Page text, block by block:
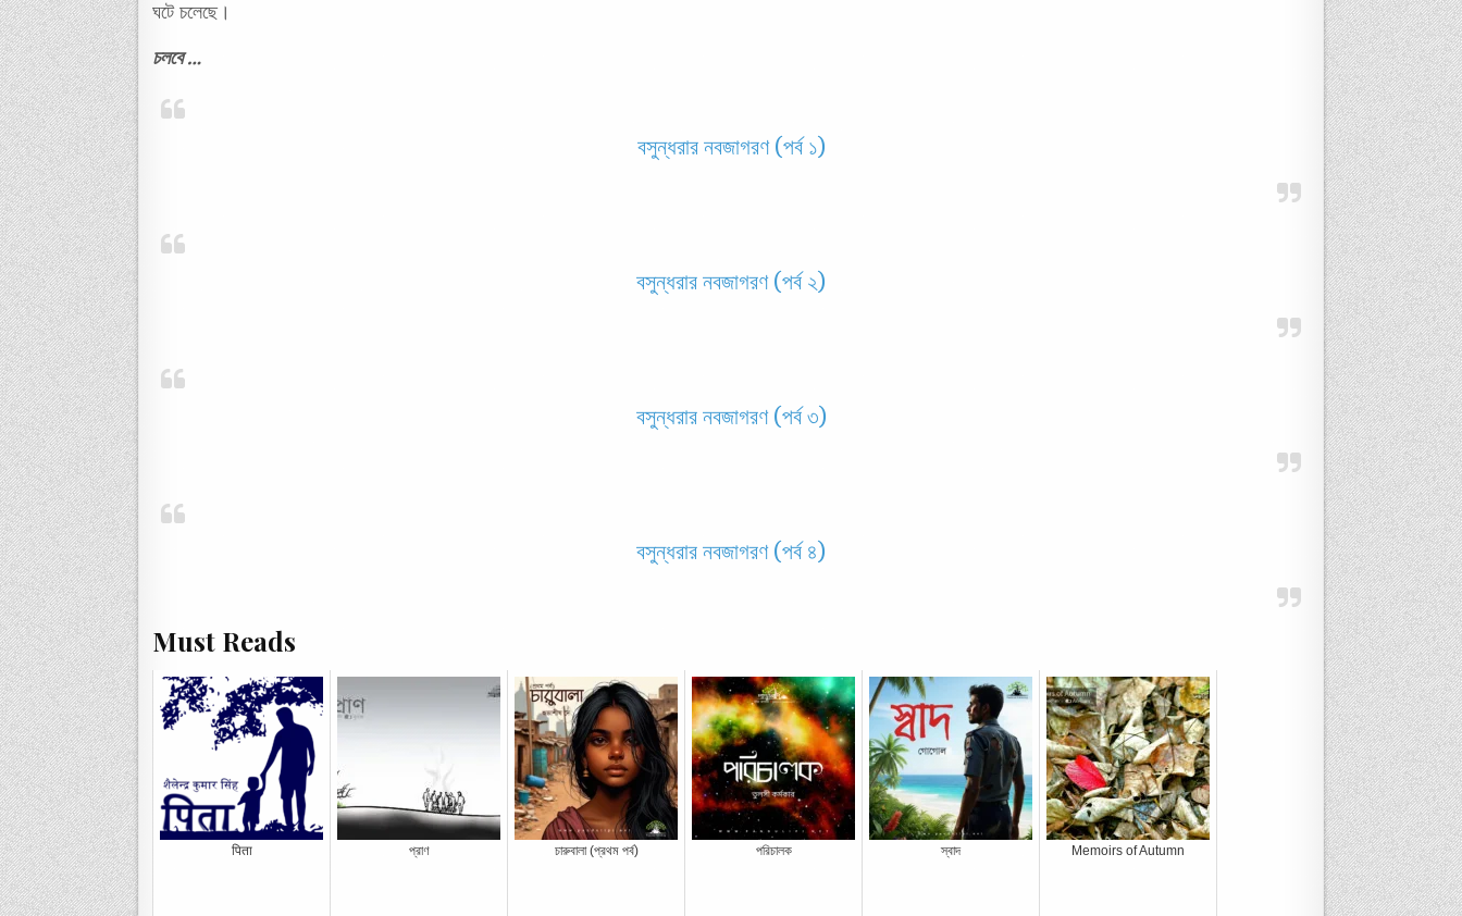
ঘটে চলেছে।
চলবে …
বসুন্ধরার নবজাগরণ (পর্ব ১)
বসুন্ধরার নবজাগরণ (পর্ব ২)
বসুন্ধরার নবজাগরণ (পর্ব ৩)
বসুন্ধরার নবজাগরণ (পর্ব ৪)
Must Reads
पिता প্রাণ চারুবালা (প্রথম পর্ব) পরিচালক স্বাদ Memoirs of Autumn